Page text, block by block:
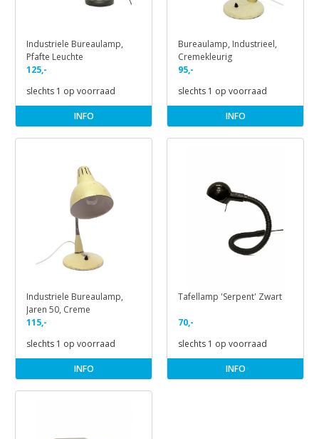
Industriele Bureaulamp,
Pfafte Leuchte
125,-
slechts 1 op voorraad
INFO
Bureaulamp, Industrieel,
Cremekleurig
95,-
slechts 1 op voorraad
INFO
Industriele Bureaulamp,
Jaren 50, Creme
115,-
slechts 1 op voorraad
INFO
Tafellamp 'Serpent' Zwart
70,-
slechts 1 op voorraad
INFO